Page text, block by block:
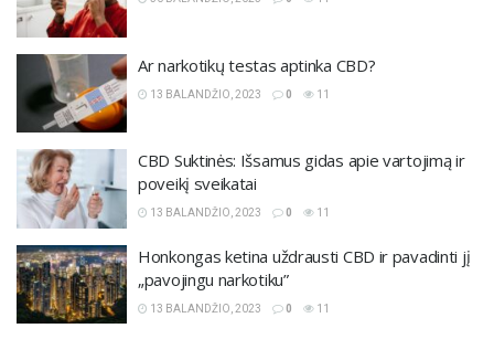
Ar narkotikų testas aptinka CBD?
13 BALANDŽIO, 2023 0 11
CBD Suktinės: Išsamus gidas apie vartojimą ir
poveikį sveikatai
13 BALANDŽIO, 2023 0 11
Honkongas ketina uždrausti CBD ir pavadinti jį
„pavojingu narkotiku”
13 BALANDŽIO, 2023 0 11